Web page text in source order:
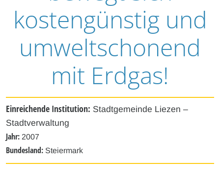
kostengünstig und
umweltschonend
mit Erdgas!
Einreichende Institution: Stadtgemeinde Liezen –
Stadtverwaltung
Jahr: 2007
Bundesland: Steiermark